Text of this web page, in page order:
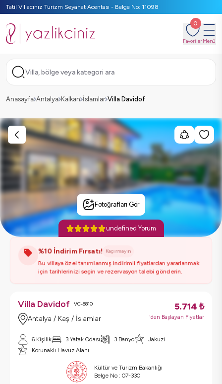
Tatil Villacınız Turizm Seyahat Acentası - Belge No: 11098
0
FavorilerMenü
Villa, bölge veya kategori ara
Anasayfa Antalya Kalkan İslamlar Villa Davidof
Fotoğrafları Gör
undefined Yorum
%10 İndirim Fırsatı! Kaçırmayın
Bu villaya özel tanımlanmış indirimli fiyatlardan yararlanmak
için tarihlerinizi seçin ve rezervasyon talebi gönderin.
Villa Davidof VC-8810
Antalya / Kaş / İslamlar
5.714 ₺
'den Başlayan Fiyatlar
6 Kişilik 3 Yatak Odası 3 Banyo
Jakuzi
Korunaklı Havuz Alanı
Kültür ve Turizm Bakanlığı
Belge No : 07-330